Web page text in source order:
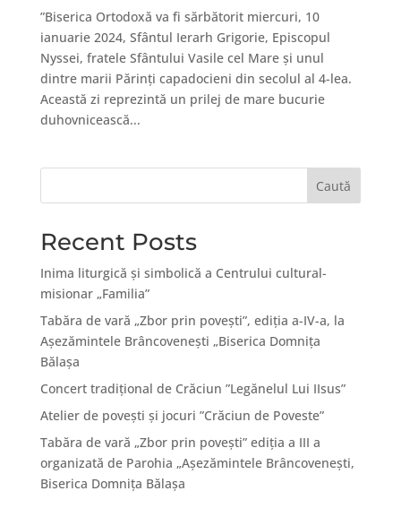
”Biserica Ortodoxă va fi sărbătorit miercuri, 10
ianuarie 2024, Sfântul Ierarh Grigorie, Episcopul
Nyssei, fratele Sfântului Vasile cel Mare și unul
dintre marii Părinți capadocieni din secolul al 4-lea.
Această zi reprezintă un prilej de mare bucurie
duhovnicească...
Caută
Recent Posts
Inima liturgică și simbolică a Centrului cultural-
misionar „Familia”
Tabăra de vară „Zbor prin povești”, ediția a-IV-a, la
Așezămintele Brâncovenești „Biserica Domnița
Bălașa
Concert tradițional de Crăciun ”Legănelul Lui IIsus”
Atelier de povești și jocuri ”Crăciun de Poveste”
Tabăra de vară „Zbor prin poveşti” ediţia a III a
organizată de Parohia „Aşezămintele Brâncoveneşti,
Biserica Domniţa Bălaşa